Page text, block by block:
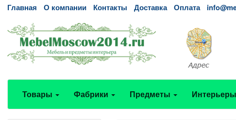
Главная О компании Контакты Доставка Оплата
Товары Фабрики Предметы Интерьеры